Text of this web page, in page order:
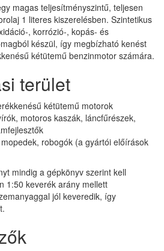
magas teljesítményszintű, teljesen
1 literes kiszerelésben. Szintetikus
, korrózió-, kopás- és
készül, így megbízható kenést
kétütemű benzinmotor számára.
terület
kétütemű motorok
motoros kaszák, láncfűrészek,
robogók (a gyártói előírások
mindig a gépkönyv szerint kell
1:50 keverék arány mellett
jól keveredik, így